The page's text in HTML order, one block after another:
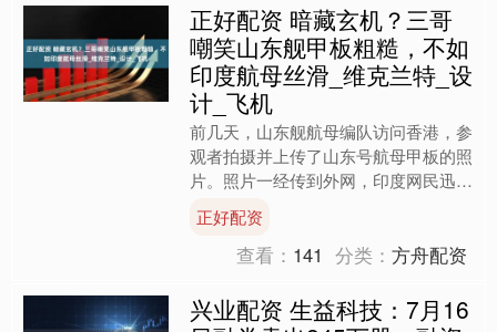
正好配资 暗藏玄机？三哥
嘲笑山东舰甲板粗糙，不如
印度航母丝滑_维克兰特_设
计_飞机
前几天，山东舰航母编队访问香港，参
观者拍摄并上传了山东号航母甲板的照
片。照片一经传到外网，印度网民迅速
对其进行了讽刺，调侃其甲板粗糙、不
如印度的维克兰特号光滑，....
正好配资
查看： 141 分类：方舟配资
兴业配资 生益科技：7月16